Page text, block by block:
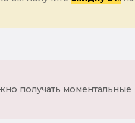
получать моментальные